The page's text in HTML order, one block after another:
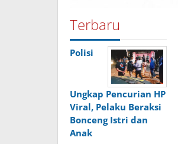
Terbaru
Polisi
Ungkap Pencurian HP
Viral, Pelaku Beraksi
Bonceng Istri dan
Anak